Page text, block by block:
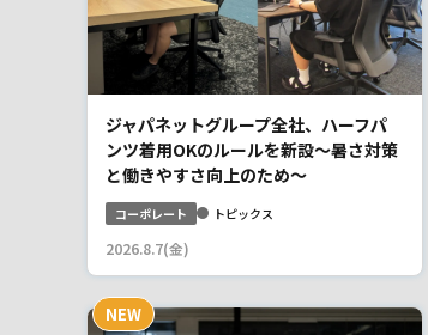
ジャパネットグループ全社、ハーフパ
ンツ着用OKのルールを新設～暑さ対策
と働きやすさ向上のため～
コーポレート トピックス
2026.8.7(金)